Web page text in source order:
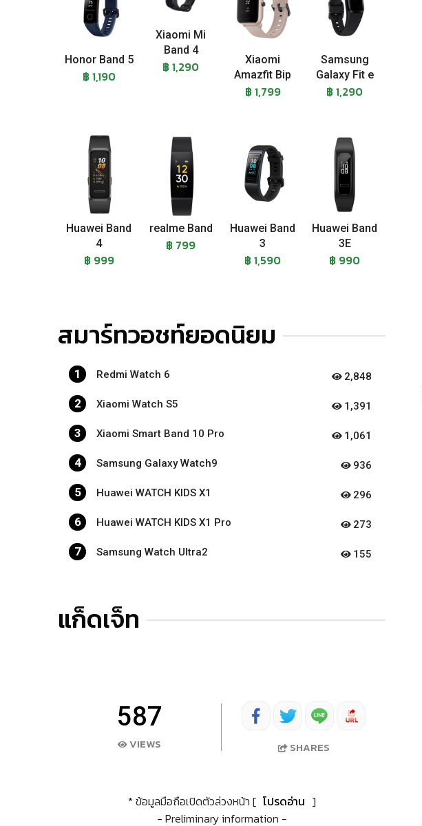
Honor Band 5
฿ 1,190
Xiaomi Mi
Band 4
฿ 1,290
Xiaomi
Amazfit Bip
฿ 1,799
Samsung
Galaxy Fit e
฿ 1,290
Huawei Band
4
฿ 999
realme Band
฿ 799
Huawei Band
3
฿ 1,590
Huawei Band
3E
฿ 990
สมาร์ทวอชท์ยอดนิยม
1 Redmi Watch 6 2,848
2 Xiaomi Watch S5 1,391
3 Xiaomi Smart Band 10 Pro 1,061
4 Samsung Galaxy Watch9 936
5 Huawei WATCH KIDS X1 296
6 Huawei WATCH KIDS X1 Pro 273
7 Samsung Watch Ultra2 155
แก็ดเจ็ท
587
VIEWS SHARES
* ข้อมูลมือถือเปิดตัวล่วงหน้า [ โปรดอ่าน ]
- Preliminary information -